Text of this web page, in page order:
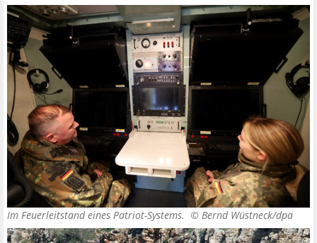
Im Feuerleitstand eines Patriot-Systems. © Bernd Wüstneck/dpa